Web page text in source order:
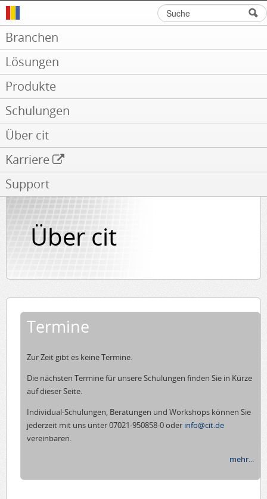
Branchen
Lösungen
Produkte
Schulungen
Über cit
Karriere
Support
Suchformular
Suche
Über cit
Termine
Zur Zeit gibt es keine Termine.
Die nächsten Termine für unsere Schulungen finden Sie in Kürze
auf dieser Seite.
Individual-Schulungen, Beratungen und Workshops können Sie
jederzeit mit uns unter 07021-950858-0 oder info@cit.de
vereinbaren.
mehr...